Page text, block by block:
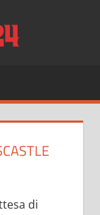
di